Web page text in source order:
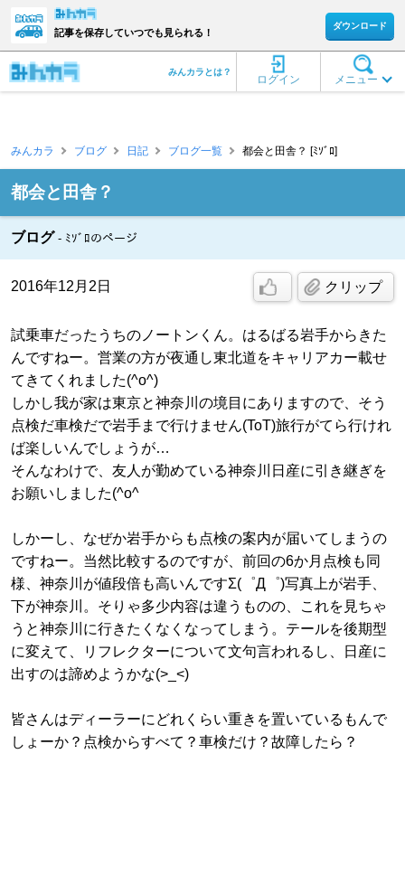
記事を保存していつでも見られる！
ダウンロード
メニュー
ログイン
みんカラとは？
みんカラ ブログ 日記 ブログ一覧 都会と田舎？ [ﾐｿﾞﾛ]
都会と田舎？
ブログ ﾐｿﾞﾛのページ
2016年12月2日 クリップ
試乗車だったうちのノートンくん。はるばる岩手からきた
んですねー。営業の方が夜通し東北道をキャリアカー載せ
てきてくれました(^o^)
しかし我が家は東京と神奈川の境目にありますので、そう
点検だ車検だで岩手まで行けません(ToT)旅行がてら行けれ
ば楽しいんでしょうが…
そんなわけで、友人が勤めている神奈川日産に引き継ぎを
お願いしました(^o^ゞ
しかーし、なぜか岩手からも点検の案内が届いてしまうの
ですねー。当然比較するのですが、前回の6か月点検も同
様、神奈川が値段倍も高いんですΣ(゜Д゜)写真上が岩手、
下が神奈川。そりゃ多少内容は違うものの、これを見ちゃ
うと神奈川に行きたくなくなってしまう。テールを後期型
に変えて、リフレクターについて文句言われるし、日産に
出すのは諦めようかな(>_<)
皆さんはディーラーにどれくらい重きを置いているもんで
しょーか？点検からすべて？車検だけ？故障したら？